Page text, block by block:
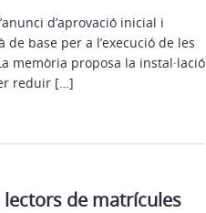
d’aprovació inicial i
base per a l’execució de les
memòria proposa la instal·lació
reduir […]
de matrícules